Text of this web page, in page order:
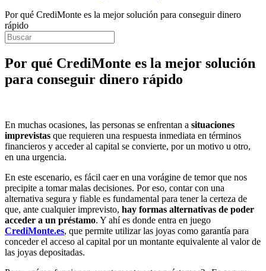
Por qué CrediMonte es la mejor solución para conseguir dinero
rápido
Por qué CrediMonte es la mejor solución
para conseguir dinero rápido
En muchas ocasiones, las personas se enfrentan a situaciones
imprevistas que requieren una respuesta inmediata en términos
financieros y acceder al capital se convierte, por un motivo u otro,
en una urgencia.
En este escenario, es fácil caer en una vorágine de temor que nos
precipite a tomar malas decisiones. Por eso, contar con una
alternativa segura y fiable es fundamental para tener la certeza de
que, ante cualquier imprevisto, hay formas alternativas de poder
acceder a un préstamo. Y ahí es donde entra en juego
CrediMonte.es, que permite utilizar las joyas como garantía para
conceder el acceso al capital por un montante equivalente al valor de
las joyas depositadas.